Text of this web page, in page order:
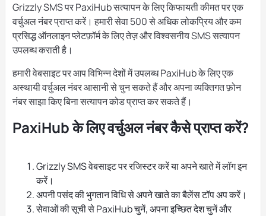
Grizzly SMS पर PaxiHub सत्यापन के लिए किफायती कीमत पर एक
वर्चुअल नंबर प्राप्त करें। हमारी सेवा 500 से अधिक लोकप्रिय और कम
प्रसिद्ध ऑनलाइन प्लेटफ़ॉर्म के लिए तेज़ और विश्वसनीय SMS सत्यापन
उपलब्ध कराती है।
हमारी वेबसाइट पर आप विभिन्न देशों में उपलब्ध PaxiHub के लिए एक
अस्थायी वर्चुअल नंबर आसानी से चुन सकते हैं और अपना व्यक्तिगत फ़ोन
नंबर साझा किए बिना सत्यापन कोड प्राप्त कर सकते हैं।
PaxiHub के लिए वर्चुअल नंबर कैसे प्राप्त करें?
Grizzly SMS वेबसाइट पर रजिस्टर करें या अपने खाते में लॉग इन
करें।
अपनी पसंद की भुगतान विधि से अपने खाते का बैलेंस टॉप अप करें।
सेवाओं की सूची से PaxiHub चुनें, अपना इच्छित देश चुनें और